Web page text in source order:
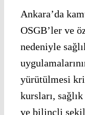
Ankara’da
OSGB’ler ve
nedeniyle
yürütülmesi
kursları,
ve bilinçli